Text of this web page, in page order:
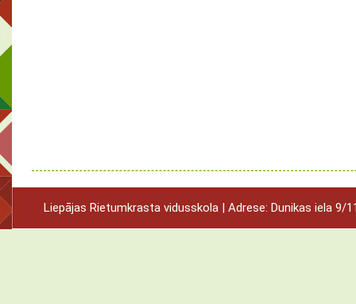
Liepājas Rietumkrasta vidusskola | Adrese: Dunikas iela 9/